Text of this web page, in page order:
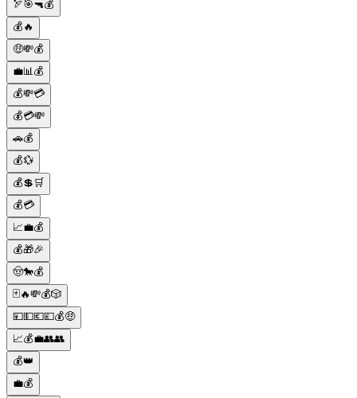
🏹🎯🔫💰
💰🔥
🤑💸💰
💼📊💰
💰💸💳
💰💳💸
🚗💰
💰💱
💰💲🛒
💰💳
📈💼💰
💰🎁🎉
🤠🐎💰
🃏🔥💸💰🎲
💴💵💶💷💰🤑
📈💰💼👥👥
💰👑
💼💰